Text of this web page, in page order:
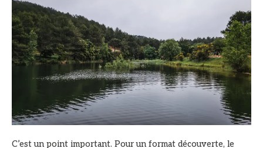
C’est un point important. Pour un format découverte, le